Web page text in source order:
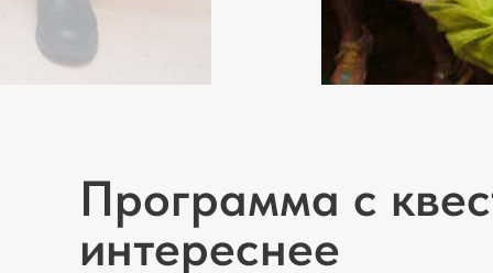
Программа с
интереснее